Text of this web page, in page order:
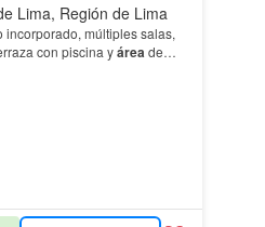
Lima, Región de Lima
múltiples salas,
con piscina yáreade